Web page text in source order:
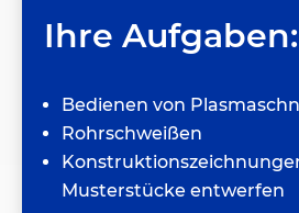
Ihre Aufgaben:
Bedienen von
Rohrschweißen
Musterstücke entwerfen